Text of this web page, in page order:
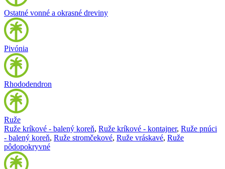
Ostatné vonné a okrasné dreviny
Pivónia
Rhododendron
Ruže
Ruže kríkové - balený koreň, Ruže kríkové - kontajner, Ruže pnúci
- balený koreň, Ruže stromčekové, Ruže vráskavé, Ruže
pôdopokryvné